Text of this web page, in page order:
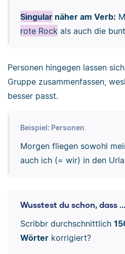
Singularnäher am Verb:
rote Rock als auch die
Personen hingegen lassen
Gruppe zusammenfassen,
besser passt.
Beispiel: Personen
Morgen fliegen sowohl
auch ich (= wir) in den
Wusstest du schon, dass ...
Scribbr durchschnittlich
Wörterkorrigiert?